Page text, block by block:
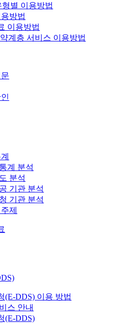
형별 이용방법
방법
이용방법
계층 서비스 이용방법
계 분석
분석
기관 분석
기관 분석
제
(E-DDS) 이용 방법
스 안내
(E-DDS)